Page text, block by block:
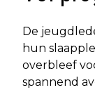
De
hun
overbleef
spannend